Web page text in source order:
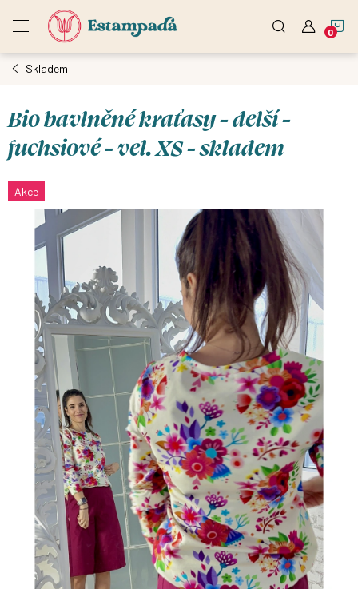
Skladem
Bio bavlněné kraťasy - delší -
fuchsiové - vel. XS - skladem
Akce